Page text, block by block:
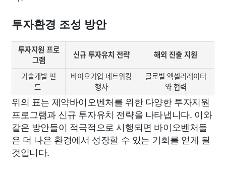
투자환경 조성 방안
투자지원 프로
그램
신규 투자유치 전략 해외 진출 지원
기술개발 펀
드
바이오기업 네트워킹
행사
글로벌 엑셀러레이터
와 협력
위의 표는 제약바이오벤처를 위한 다양한 투자지원
프로그램과 신규 투자유치 전략을 나타냅니다. 이와
같은 방안들이 적극적으로 시행되면 바이오벤처들
은 더 나은 환경에서 성장할 수 있는 기회를 얻게 될
것입니다.